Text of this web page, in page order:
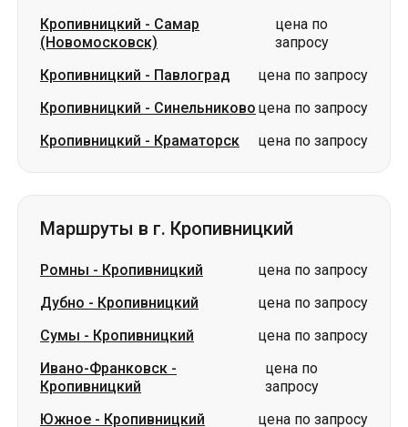
Кропивницкий - Самар
(Новомосковск)
цена по
запросу
Кропивницкий - Павлоград
цена по запросу
Кропивницкий - Синельниково цена по запросу
Кропивницкий - Краматорск цена по запросу
Маршруты в г. Кропивницкий
Ромны - Кропивницкий
цена по запросу
Дубно - Кропивницкий
цена по запросу
Сумы - Кропивницкий
цена по запросу
Ивано-Франковск -
Кропивницкий
цена по
запросу
Южное - Кропивницкий
цена по запросу